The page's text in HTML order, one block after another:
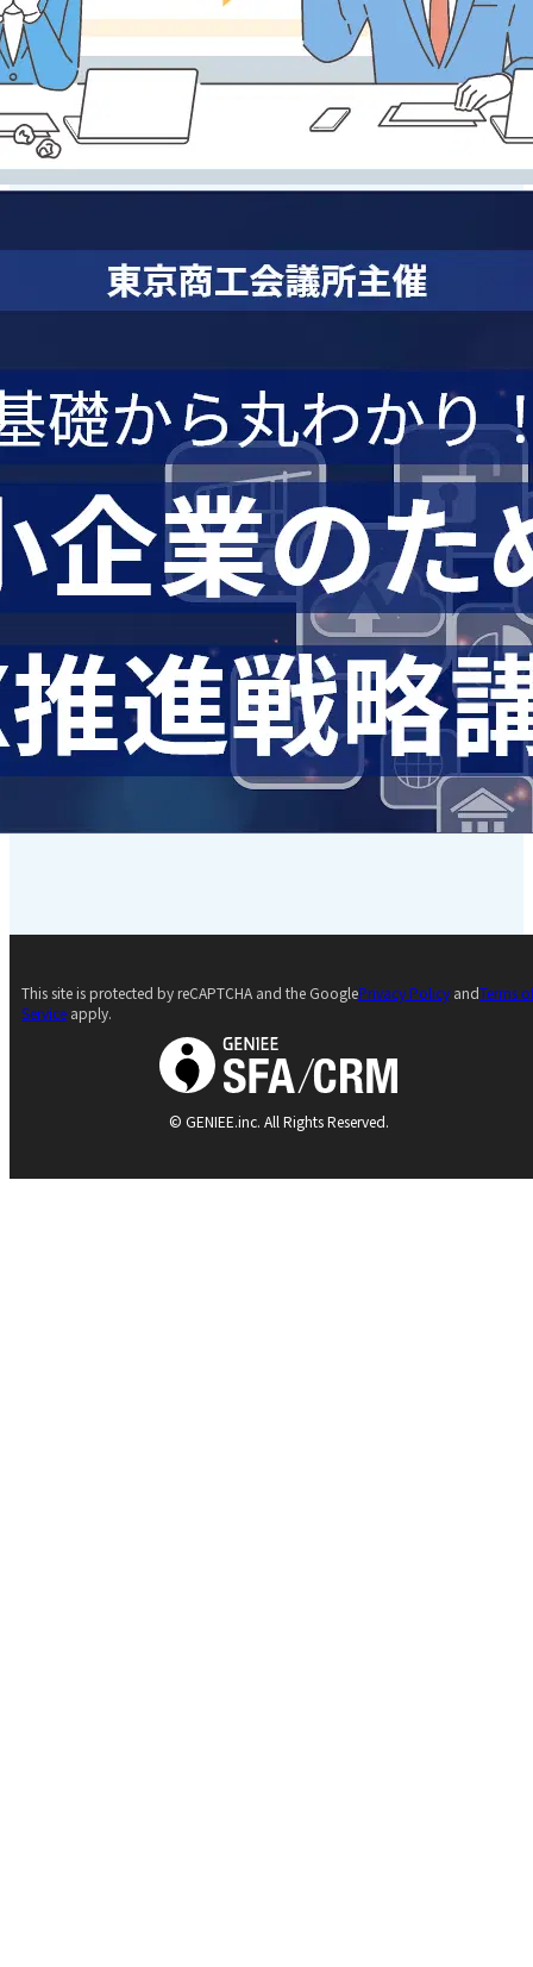
© GENIEE.inc. All Rights Reserved.
This site is protected by reCAPTCHA and the GooglePrivacy Policy andTerms
Service apply.